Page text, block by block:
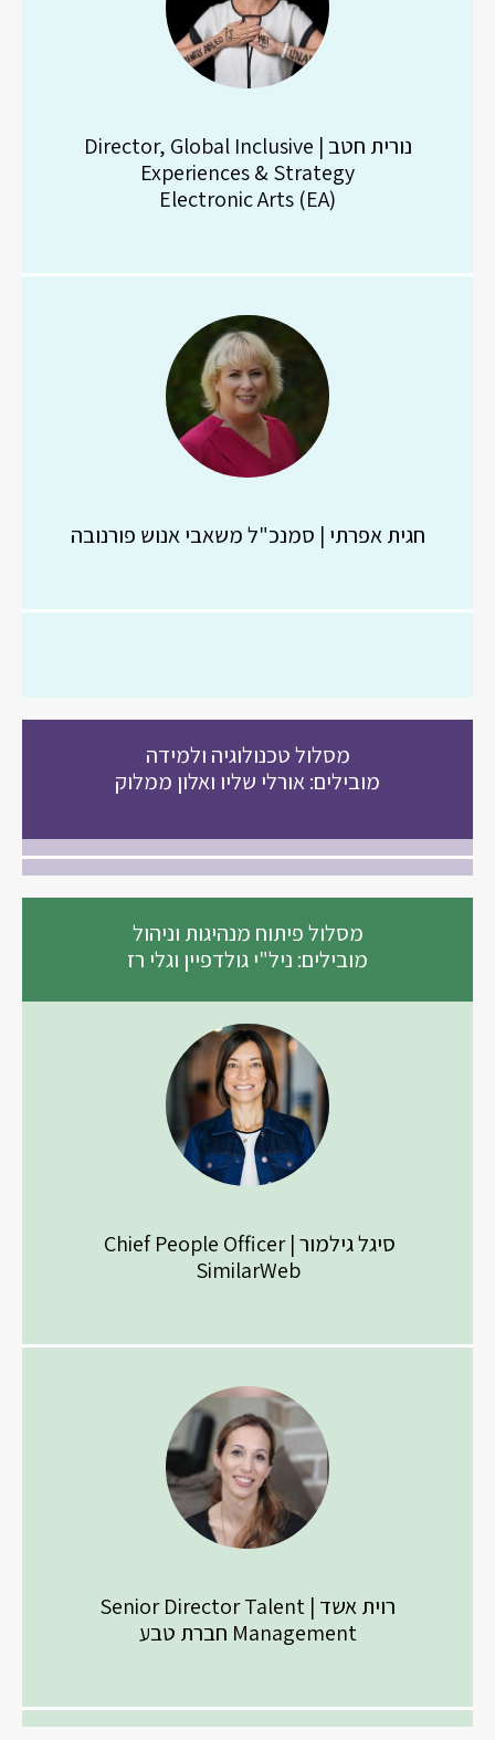
נורית חטב | Director, Global Inclusive
Experiences & Strategy
Electronic Arts (EA)
חגית אפרתי | סמנכ"ל משאבי אנוש פורנובה
מסלול טכנולוגיה ולמידה
מובילים: אורלי שליו ואלון ממלוק
מסלול פיתוח מנהיגות וניהול
מובילים: ניל"י גולדפיין וגלי רז
סיגל גילמור | Chief People Officer
SimilarWeb
רוית אשד | Senior Director Talent
Management חברת טבע